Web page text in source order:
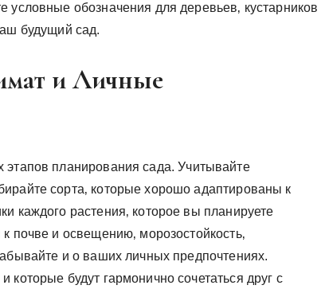
обозначения для деревьев‚ кустарников
будущий сад.
и Личные
планирования сада. Учитывайте
сорта‚ которые хорошо адаптированы к
каждого растения‚ которое вы планируете
почве и освещению‚ морозостойкость‚
и о ваших личных предпочтениях.
которые будут гармонично сочетаться друг с